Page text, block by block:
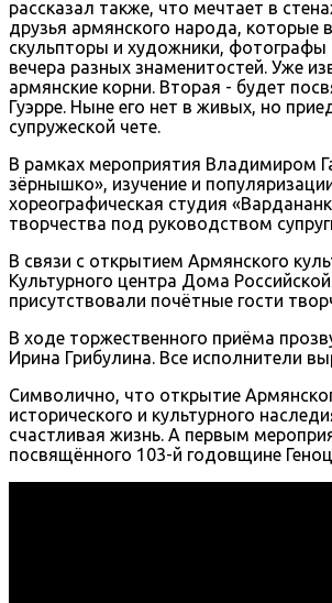
рассказал также, что мечтает в
друзья армянского народа, которые
скульпторы и художники, фотографы
вечера разных знаменитостей. Уже
армянские корни. Вторая - будет
Гуэрре. Ныне его нет в живых, но
супружеской чете.
В рамках мероприятия Владимиром
зёрнышко», изучение и
хореографическая студия
творчества под руководством
В связи с открытием Армянского
Культурного центра Дома
присутствовали почётные гости
В ходе торжественного приёма
Ирина Грибулина. Все исполнители
Символично, что открытие
исторического и культурного
счастливая жизнь. А первым
посвящённого 103-й годовщине